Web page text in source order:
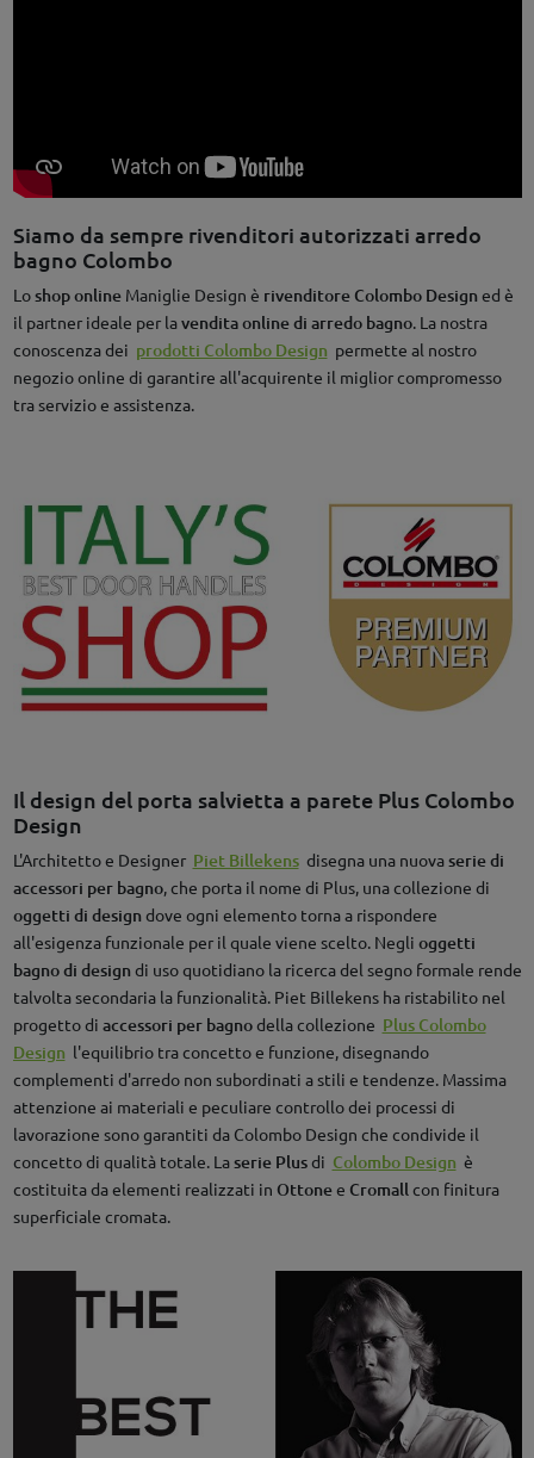
Siamo da sempre rivenditori autorizzati arredo
bagno Colombo
Loshop onlineManiglie Design è rivenditore Colombo Design ed è
il partner ideale per lavendita online di arredo bagno. La nostra
conoscenza dei prodotti Colombo Design permette al nostro
negozio online di garantire all'acquirente il miglior compromesso
tra servizio e assistenza.
Il design del porta salvietta a parete Plus Colombo
Design
L'Architetto e Designer Piet Billekens disegna una nuovaserie di
accessori per bagno, che porta il nome di Plus, una collezione di
oggetti di design dove ogni elemento torna a rispondere
all'esigenza funzionale per il quale viene scelto. Negli oggetti
bagno di design di uso quotidiano la ricerca del segno formale rende
talvolta secondaria la funzionalità. Piet Billekens ha ristabilito nel
progetto di accessori per bagnodella collezione Plus Colombo
Design l'equilibrio tra concetto e funzione, disegnando
complementi d'arredo non subordinati a stili e tendenze. Massima
attenzione ai materiali e peculiare controllo dei processi di
lavorazione sono garantiti da Colombo Design che condivide il
concetto di qualità totale. Laserie Plusdi Colombo Design è
costituita da elementi realizzati in Ottonee Cromallcon finitura
superficiale cromata.